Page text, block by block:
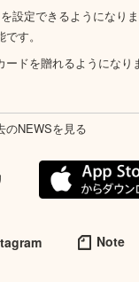
設定できるようになり
す。
ドを贈れるようにな
のNEWSを見る
Note